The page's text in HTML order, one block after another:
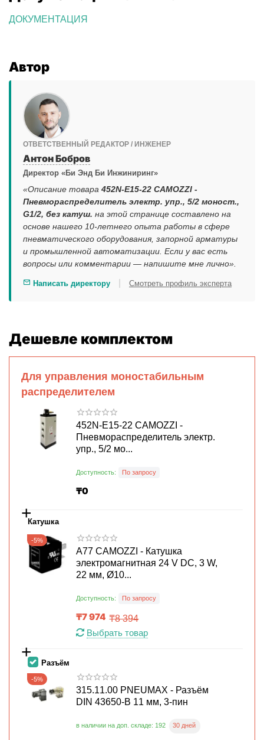
ДОКУМЕНТАЦИЯ
Автор
ОТВЕТСТВЕННЫЙ РЕДАКТОР / ИНЖЕНЕР
Антон Бобров
Директор «Би Энд Би Инжиниринг»
«Описание товара 452N-E15-22 CAMOZZI -
Пневмораспределитель электр. упр., 5/2 моност.,
G1/2, без катуш. на этой странице составлено на
основе нашего 10-летнего опыта работы в сфере
пневматического оборудования, запорной арматуры
и промышленной автоматизации. Если у вас есть
вопросы или комментарии — напишите мне лично».
Написать директору Смотреть профиль эксперта
Дешевле комплектом
Для управления моностабильным
распределителем
452N-E15-22 CAMOZZI -
Пневмораспределитель электр.
упр., 5/2 мо...
Доступность: По запросу
₸0
+Катушка
-5%
A77 CAMOZZI - Катушка
электромагнитная 24 V DC, 3 W,
22 мм, Ø10...
Доступность: По запросу
₸7 974 ₸8 394
Выбрать товар
+
Разъём
-5%
315.11.00 PNEUMAX - Разъём
DIN 43650-B 11 мм, 3-пин
в наличии на доп. складе: 192 30 дней